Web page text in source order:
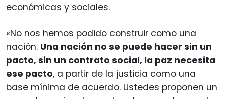
económicas y sociales.
«No nos hemos podido construir como una
nación. Una nación no se puede hacer sin un
pacto, sin un contrato social, la paz necesita
ese pacto, a partir de la justicia como una
base mínima de acuerdo. Ustedes proponen un